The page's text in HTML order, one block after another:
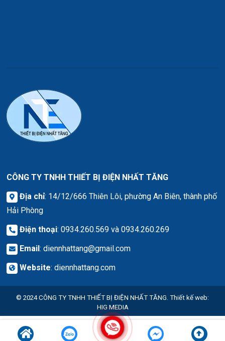
CÔNG TY TNHH THIẾT BỊ ĐIỆN NHẤT TĂNG
Địa chỉ: 14/12/666 Thiên Lôi, phường An Biên, thành phố
Hải Phòng
Điện thoại: 0934.260.569 và 0934.260.269
Email: diennhattang@gmail.com
Website: diennhattang.com
© 2024CÔNG TY TNHH THIẾT BỊ ĐIỆN NHẤT TĂNG. Thiết kế web:
HIG MEDIA